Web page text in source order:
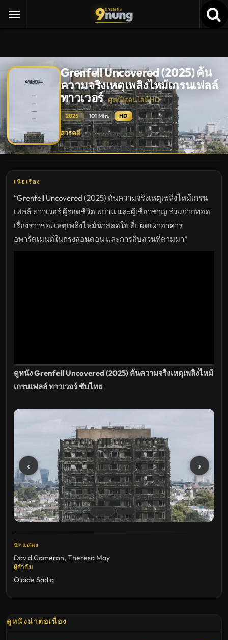
9นายหนัง
nung
Grenfell Uncovered (2025) ค้น
ความจริงเหตุเพลิงไหม้เกรนเฟลล์
ทาวเวอร์ ดูหนังออนไลน์ HD
2025 101 Min. HD
Grenfell
Uncovered
(2025)
ค้น
เหตุ
เก
รน
เฟล
ล์
ทาวเวอร์
ดู
หนัง
ใหม่
สารคดี
เนื้อเรื่อง
“Grenfell Uncovered (2025) ค้นความจริงเหตุเพลิงไหม้เกรน
เฟลล์ ทาวเวอร์ ผู้รอดชีวิต พยาน และผู้เชี่ยวชาญ ร่วมถ่ายทอด
เรื่องราวของเหตุเพลิงไหม้น่าสลดใจ ที่แผดเผาอาคาร
อพาร์ตเมนต์ในกรุงลอนดอน และการสืบสวนที่ตามมา”
ดูหนัง Grenfell Uncovered (2025) ค้นความจริงเหตุเพลิงไหม้
เกรนเฟลล์ ทาวเวอร์ ซับไทย
‹ ›
นักแสดง
David Cameron, Theresa May
ผู้กำกับ
Olaide Sadiq
ดูหนังน่าต่อเนื่อง